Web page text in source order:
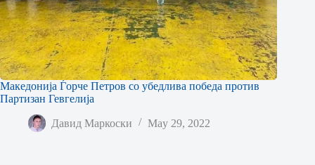
Македонија Ѓорче Петров со убедлива победа против
Партизан Гевгелија
Давид Маркоски May 29, 2022